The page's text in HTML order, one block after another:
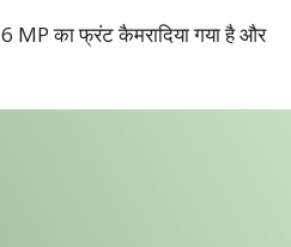
MP का फ्रंट कैमरादिया गया है और